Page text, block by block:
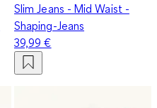
Slim Jeans - Mid Waist -
Shaping-Jeans
39,99 €